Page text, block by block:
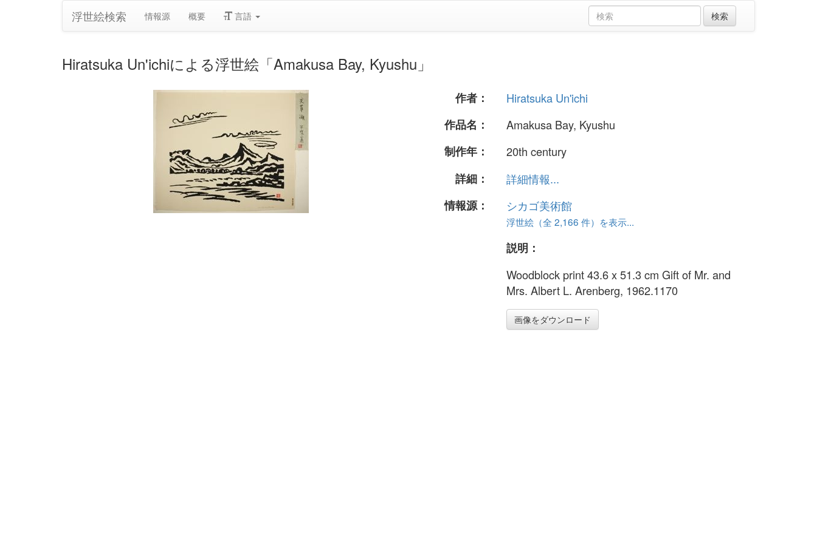
浮世絵検索 情報源 概要 言語
Hiratsuka Un'ichiによる浮世絵「Amakusa Bay, Kyushu」
作者：
Hiratsuka Un'ichi
作品名：
Amakusa Bay, Kyushu
制作年：
20th century
詳細：
詳細情報...
情報源：
シカゴ美術館
浮世絵（全 2,166 件）を表示...
説明：
Woodblock print 43.6 x 51.3 cm Gift of Mr. and
Mrs. Albert L. Arenberg, 1962.1170
画像をダウンロード